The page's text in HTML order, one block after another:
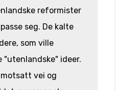
reformister
seg. De kalte
som ville
"utenlandske" ideer.
vei og